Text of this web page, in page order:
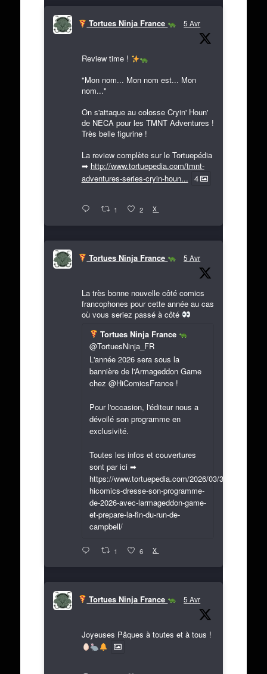
Tortues Ninja France 5 Avr
Review time !
"Mon nom... Mon nom est... Mon
nom..."
On s'attaque au colosse Cryin' Houn'
de NECA pour les TMNT Adventures !
Très belle figurine !
La review complète sur le Tortuepédia
➡ http://www.tortuepedia.com/tmnt-
adventures-series-cryin-houn... 4
1 2 X
Tortues Ninja France 5 Avr
La très bonne nouvelle côté comics
francophones pour cette année au cas
où vous seriez passé à côté
Tortues Ninja France
@TortuesNinja_FR
L'année 2026 sera sous la
bannière de l'Armageddon Game
chez @HiComicsFrance !
Pour l'occasion, l'éditeur nous a
dévoilé son programme en
exclusivité.
Toutes les infos et couvertures
sont par ici ➡
https://www.tortuepedia.com/2026/03/31/exclusif-
hicomics-dresse-son-programme-
de-2026-avec-larmageddon-game-
et-prepare-la-fin-du-run-de-
campbell/
1 6 X
Tortues Ninja France 5 Avr
Joyeuses Pâques à toutes et à tous !